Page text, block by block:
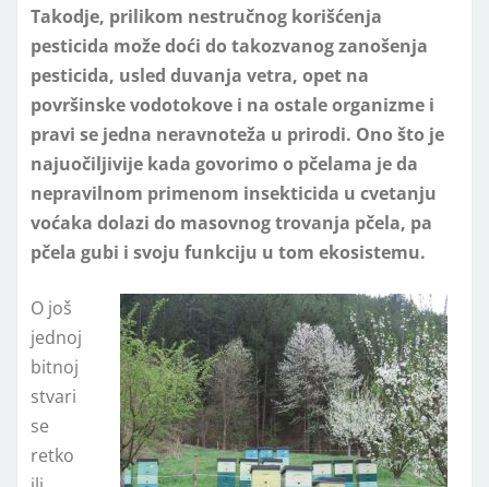
Takodje, prilikom nestručnog korišćenja
pesticida može doći do takozvanog zanošenja
pesticida, usled duvanja vetra, opet na
površinske vodotokove i na ostale organizme i
pravi se jedna neravnoteža u prirodi. Ono što je
najuočiljivije kada govorimo o pčelama je da
nepravilnom primenom insekticida u cvetanju
voćaka dolazi do masovnog trovanja pčela, pa
pčela gubi i svoju funkciju u tom ekosistemu.
O još
jednoj
bitnoj
stvari
se
retko